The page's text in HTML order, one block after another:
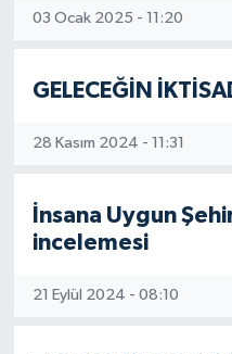
03 Ocak 2025 - 11:20
GELECEĞİN
28 Kasım 2024 - 11:31
İnsana Uygun
incelemesi
21 Eylül 2024 - 08:10